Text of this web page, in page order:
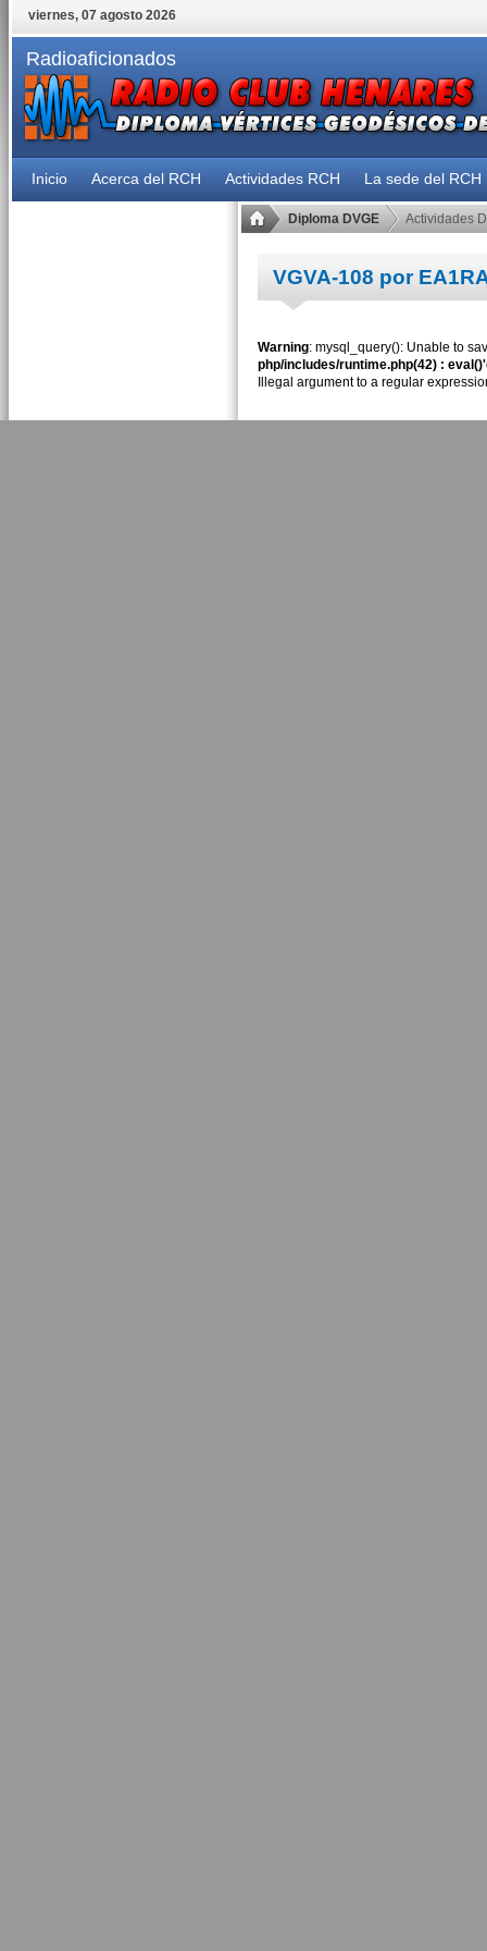
viernes, 07 agosto 2026
Radioaficionados
Inicio Acerca del RCH Actividades RCH La sede del RCH
Diploma DVGE Actividades
VGVA-108 por
Warning: mysql_query(): Unable to
php/includes/runtime.php(42) :
Illegal argument to a regular